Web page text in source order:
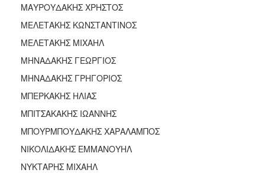
ΜΑΥΡΟΥΔΑΚΗΣ ΧΡΗΣΤΟΣ
ΜΕΛΕΤΑΚΗΣ ΚΩΝΣΤΑΝΤΙΝΟΣ
ΜΕΛΕΤΑΚΗΣ ΜΙΧΑΗΛ
ΜΗΝΑΔΑΚΗΣ ΓΕΩΡΓΙΟΣ
ΜΗΝΑΔΑΚΗΣ ΓΡΗΓΟΡΙΟΣ
ΜΠΕΡΚΑΚΗΣ ΗΛΙΑΣ
ΜΠΙΤΣΑΚΑΚΗΣ ΙΩΑΝΝΗΣ
ΜΠΟΥΡΜΠΟΥΔΑΚΗΣ ΧΑΡΑΛΑΜΠΟΣ
ΝΙΚΟΛΙΔΑΚΗΣ ΕΜΜΑΝΟΥΗΛ
ΝΥΚΤΑΡΗΣ ΜΙΧΑΗΛ